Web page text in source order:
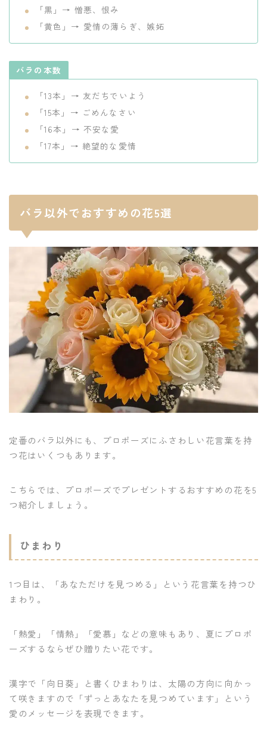
「黒」→ 憎悪、恨み
「黄色」→ 愛情の薄らぎ、嫉妬
バラの本数
「13本」→ 友だちでいよう
「15本」→ ごめんなさい
「16本」→ 不安な愛
「17本」→ 絶望的な愛情
バラ以外でおすすめの花5選
定番のバラ以外にも、プロポーズにふさわしい花言葉を持
つ花はいくつもあります。
こちらでは、プロポーズでプレゼントするおすすめの花を5
つ紹介しましょう。
ひまわり
1つ目は、「あなただけを見つめる」という花言葉を持つひ
まわり。
「熱愛」「情熱」「愛慕」などの意味もあり、夏にプロポ
ーズするならぜひ贈りたい花です。
漢字で「向日葵」と書くひまわりは、太陽の方向に向かっ
て咲きますので「ずっとあなたを見つめています」という
愛のメッセージを表現できます。